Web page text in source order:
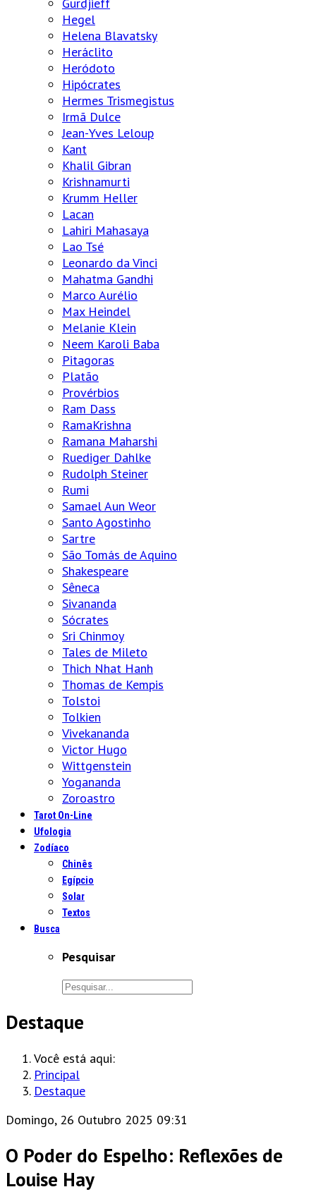
Hegel
Helena Blavatsky
Heráclito
Heródoto
Hipócrates
Hermes Trismegistus
Irmã Dulce
Jean-Yves Leloup
Kant
Khalil Gibran
Krishnamurti
Krumm Heller
Lacan
Lahiri Mahasaya
Lao Tsé
Leonardo da Vinci
Mahatma Gandhi
Marco Aurélio
Max Heindel
Melanie Klein
Neem Karoli Baba
Pitagoras
Platão
Provérbios
Ram Dass
RamaKrishna
Ramana Maharshi
Ruediger Dahlke
Rudolph Steiner
Rumi
Samael Aun Weor
Santo Agostinho
Sartre
São Tomás de Aquino
Shakespeare
Sêneca
Sivananda
Sócrates
Sri Chinmoy
Tales de Mileto
Thich Nhat Hanh
Thomas de Kempis
Tolstoi
Tolkien
Vivekananda
Victor Hugo
Wittgenstein
Yogananda
Zoroastro
Tarot On-Line
Ufologia
Zodíaco
Chinês
Egípcio
Solar
Textos
Busca
Pesquisar
Destaque
Você está aqui:
Principal
Destaque
Domingo, 26 Outubro 2025 09:31
O Poder do Espelho: Reflexões de
Louise Hay